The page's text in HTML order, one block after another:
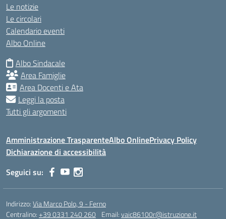
Le notizie
Le circolari
Calendario eventi
Albo Online
Albo Sindacale
Area Famiglie
Area Docenti e Ata
Leggi la posta
Tutti gli argomenti
Amministrazione TrasparenteAlbo OnlinePrivacy Policy
Dichiarazione di accessibilità
Seguici su:
Indirizzo:Via Marco Polo, 9 - Ferno
Centralino:+39 0331 240 260 Email:vaic86100r@istruzione.it